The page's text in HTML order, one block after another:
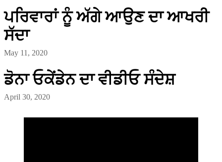
ਪਰਿਵਾਰਾਂ ਨੂੰ ਅੱਗੇ ਆਉਣ ਦਾ ਆਖਰੀ
ਸੱਦਾ
May 11, 2020
ਡੋਨਾ ਓਕੇਂਡੇਨ ਦਾ ਵੀਡੀਓ ਸੰਦੇਸ਼
April 30, 2020